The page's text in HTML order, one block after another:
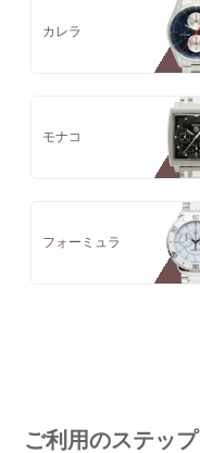
カレラ
モナコ
フォーミュラ
ご利用のステップ